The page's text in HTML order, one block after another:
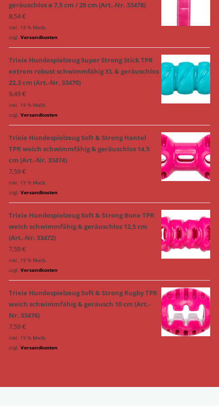
geräuschlos ø 7,5 cm / 29 cm (Art.-Nr. 33478)
8,54€
inkl. 19 % MwSt.
zzgl. Versandkosten
Trixie Hundespielzeug Super Strong Stick TPR
extrem robust schwimmfähig XL & geräuschlos
22,2 cm (Art.-Nr. 33470)
9,49€
inkl. 19 % MwSt.
zzgl. Versandkosten
Trixie Hundespielzeug Soft & Strong Hantel
TPR weich schwimmfähig & geräuschlos 14,5
cm (Art.-Nr. 33474)
7,59€
inkl. 19 % MwSt.
zzgl. Versandkosten
Trixie Hundespielzeug Soft & Strong Bone TPR
weich schwimmfähig & geräuschlos 12,5 cm
(Art.-Nr. 33472)
7,59€
inkl. 19 % MwSt.
zzgl. Versandkosten
Trixie Hundespielzeug Soft & Strong Rugby TPR
weich schwimmfähig & geräusch 10 cm (Art.-
Nr. 33476)
7,59€
inkl. 19 % MwSt.
zzgl. Versandkosten